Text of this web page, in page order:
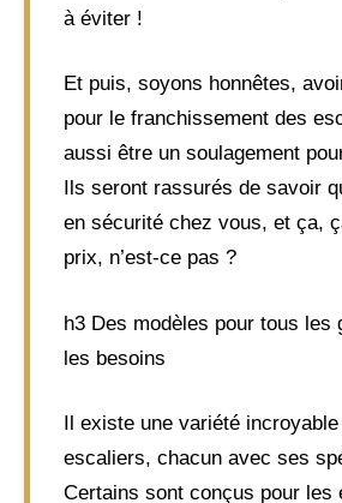
à éviter !
Et puis, soyons honnêtes,
pour le franchissement des
aussi être un soulagement
Ils seront rassurés de savoir
en sécurité chez vous, et ça,
prix, n’est-ce pas ?
h3 Des modèles pour tous les
les besoins
Il existe une variété
escaliers, chacun avec ses
Certains sont conçus pour les